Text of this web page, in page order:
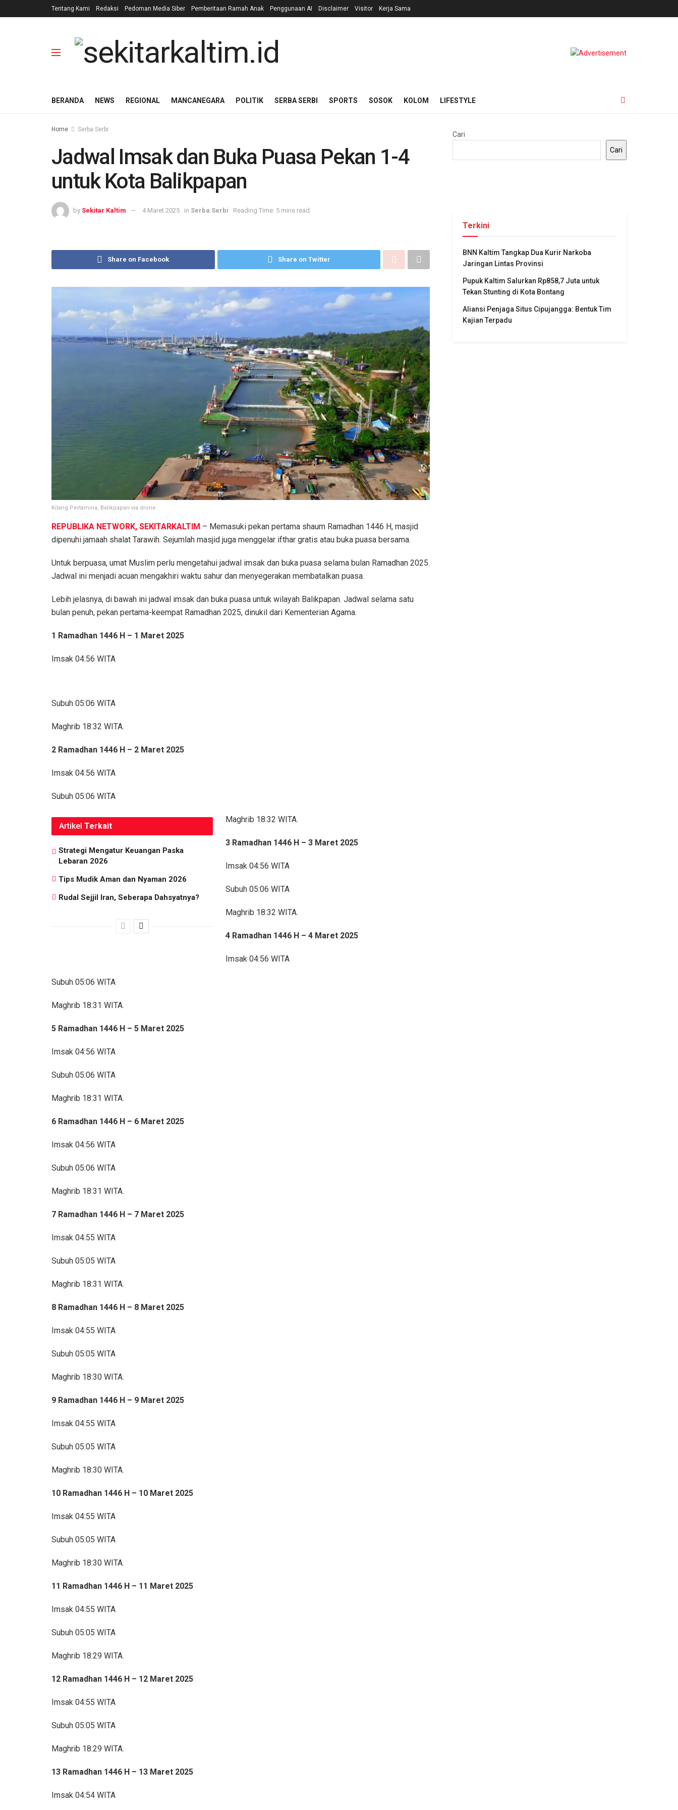
Tentang Kami Redaksi Pedoman Media Siber Pemberitaan Ramah Anak Penggunaan AI Disclaimer Visitor Kerja Sama
BERANDA NEWS REGIONAL MANCANEGARA POLITIK SERBA SERBI SPORTS SOSOK KOLOM LIFESTYLE
Home Serba Serbi
Jadwal Imsak dan Buka Puasa Pekan 1-4
untuk Kota Balikpapan
by Sekitar Kaltim 4 Maret 2025 in Serba Serbi Reading Time: 5 mins read
Share on Facebook Share on Twitter
Kilang Pertamina, Balikpapan via drone.
REPUBLIKA NETWORK, SEKITARKALTIM – Memasuki pekan pertama shaum Ramadhan 1446 H, masjid
dipenuhi jamaah shalat Tarawih. Sejumlah masjid juga menggelar ifthar gratis atau buka puasa bersama.
Untuk berpuasa, umat Muslim perlu mengetahui jadwal imsak dan buka puasa selama bulan Ramadhan 2025.
Jadwal ini menjadi acuan mengakhiri waktu sahur dan menyegerakan membatalkan puasa.
Lebih jelasnya, di bawah ini jadwal imsak dan buka puasa untuk wilayah Balikpapan. Jadwal selama satu
bulan penuh, pekan pertama-keempat Ramadhan 2025, dinukil dari Kementerian Agama.
1 Ramadhan 1446 H – 1 Maret 2025
Imsak 04:56 WITA
Subuh 05:06 WITA
Maghrib 18:32 WITA.
2 Ramadhan 1446 H – 2 Maret 2025
Imsak 04:56 WITA
Subuh 05:06 WITA
Artikel Terkait
Strategi Mengatur Keuangan Paska
Lebaran 2026
Tips Mudik Aman dan Nyaman 2026
Rudal Sejjil Iran, Seberapa Dahsyatnya?
Maghrib 18:32 WITA.
3 Ramadhan 1446 H – 3 Maret 2025
Imsak 04:56 WITA
Subuh 05:06 WITA
Maghrib 18:32 WITA.
4 Ramadhan 1446 H – 4 Maret 2025
Imsak 04:56 WITA
Subuh 05:06 WITA
Maghrib 18:31 WITA.
5 Ramadhan 1446 H – 5 Maret 2025
Imsak 04:56 WITA
Subuh 05:06 WITA
Maghrib 18:31 WITA.
6 Ramadhan 1446 H – 6 Maret 2025
Imsak 04:56 WITA
Subuh 05:06 WITA
Maghrib 18:31 WITA.
7 Ramadhan 1446 H – 7 Maret 2025
Imsak 04:55 WITA
Subuh 05:05 WITA
Maghrib 18:31 WITA.
8 Ramadhan 1446 H – 8 Maret 2025
Imsak 04:55 WITA
Subuh 05:05 WITA
Maghrib 18:30 WITA.
9 Ramadhan 1446 H – 9 Maret 2025
Imsak 04:55 WITA
Subuh 05:05 WITA
Maghrib 18:30 WITA.
10 Ramadhan 1446 H – 10 Maret 2025
Imsak 04:55 WITA
Subuh 05:05 WITA
Maghrib 18:30 WITA.
11 Ramadhan 1446 H – 11 Maret 2025
Imsak 04:55 WITA
Subuh 05:05 WITA
Maghrib 18:29 WITA.
12 Ramadhan 1446 H – 12 Maret 2025
Imsak 04:55 WITA
Subuh 05:05 WITA
Maghrib 18:29 WITA.
13 Ramadhan 1446 H – 13 Maret 2025
Imsak 04:54 WITA
Cari
Cari
Terkini
BNN Kaltim Tangkap Dua Kurir Narkoba
Jaringan Lintas Provinsi
Pupuk Kaltim Salurkan Rp858,7 Juta untuk
Tekan Stunting di Kota Bontang
Aliansi Penjaga Situs Cipujangga: Bentuk Tim
Kajian Terpadu